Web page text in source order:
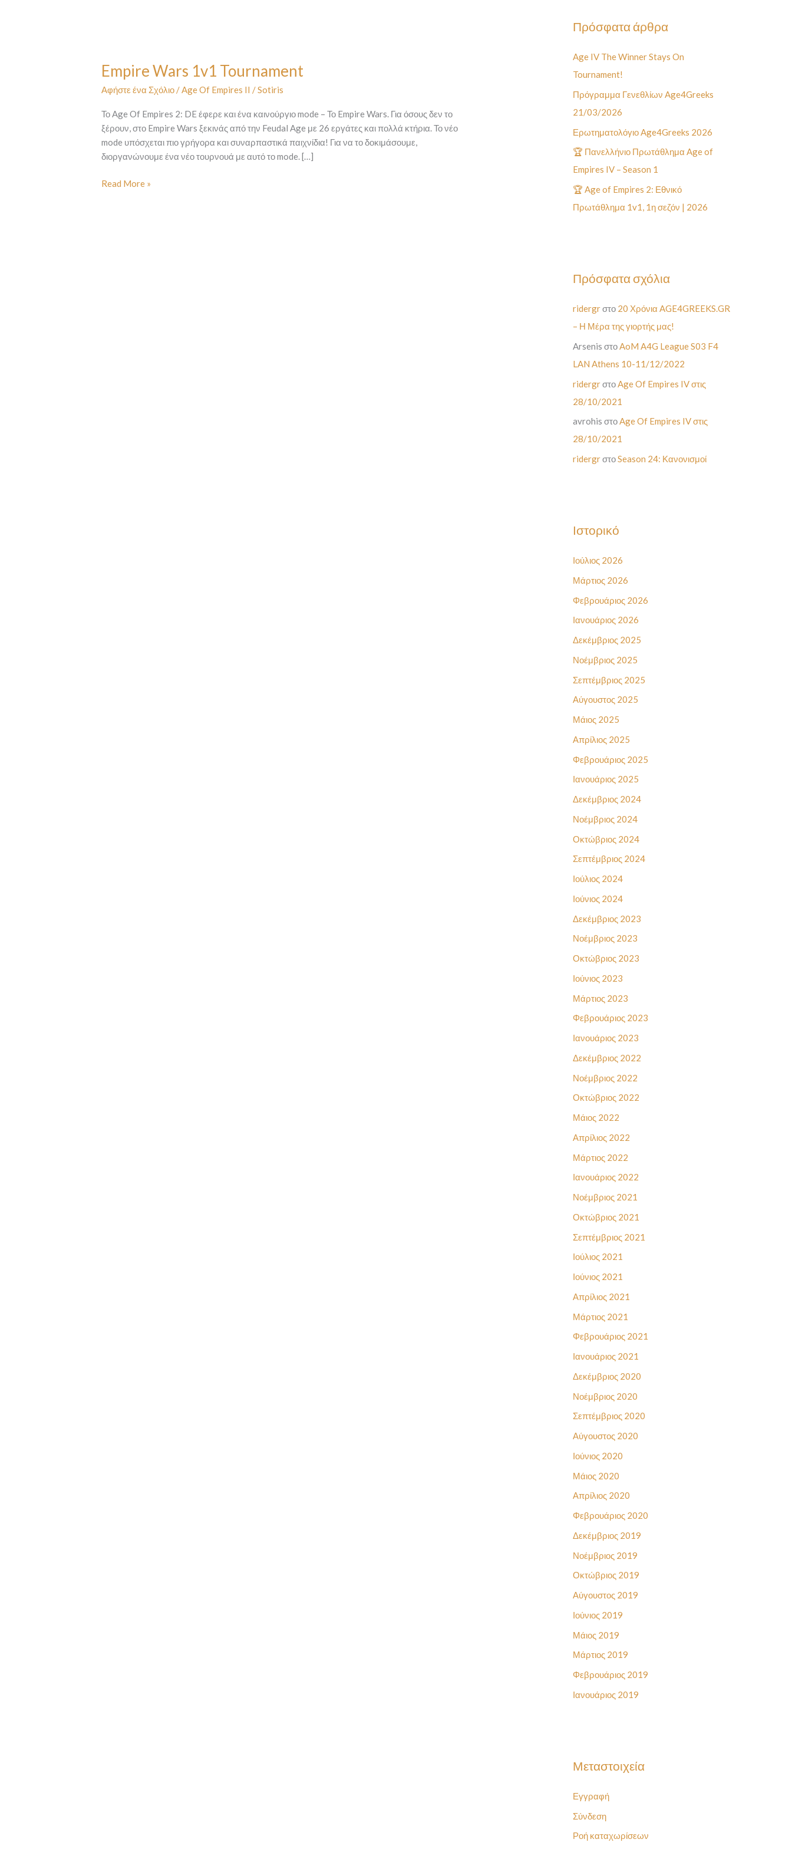
Empire Wars 1v1 Tournament
Αφήστε ένα Σχόλιο /Age Of Empires II /Sotiris
Το Age Of Empires 2: DE έφερε και ένα καινούργιο mode – Το Empire Wars. Για όσους δεν το
ξέρουν, στο Empire Wars ξεκινάς από την Feudal Age με 26 εργάτες και πολλά κτήρια. Το νέο
mode υπόσχεται πιο γρήγορα και συναρπαστικά παιχνίδια! Για να το δοκιμάσουμε,
διοργανώνουμε ένα νέο τουρνουά με αυτό το mode. […]
1v1
Tournament
Read More »
ή
η
σ
η
γ
ι
α
:
Πρόσφατα άρθρα
Age IV The Winner Stays On
Tournament!
Πρόγραμμα Γενεθλίων Age4Greeks
21/03/2026
Ερωτηματολόγιο Age4Greeks 2026
🏆 Πανελλήνιο Πρωτάθλημα Age of
Empires IV – Season 1
🏆 Age of Empires 2: Εθνικό
Πρωτάθλημα 1v1, 1η σεζόν | 2026
Πρόσφατα σχόλια
ridergrστο 20 Χρόνια AGE4GREEKS.GR
– Η Μέρα της γιορτής μας!
Arsenis στοAoM A4G League S03 F4
LAN Athens 10-11/12/2022
ridergrστο Age Of Empires IV στις
28/10/2021
avrohis στοAge Of Empires IV στις
28/10/2021
ridergrστοSeason 24: Κανονισμοί
Ιστορικό
Ιούλιος 2026
Μάρτιος 2026
Φεβρουάριος 2026
Ιανουάριος 2026
Δεκέμβριος 2025
Νοέμβριος 2025
Σεπτέμβριος 2025
Αύγουστος 2025
Μάιος 2025
Απρίλιος 2025
Φεβρουάριος 2025
Ιανουάριος 2025
Δεκέμβριος 2024
Νοέμβριος 2024
Οκτώβριος 2024
Σεπτέμβριος 2024
Ιούλιος 2024
Ιούνιος 2024
Δεκέμβριος 2023
Νοέμβριος 2023
Οκτώβριος 2023
Ιούνιος 2023
Μάρτιος 2023
Φεβρουάριος 2023
Ιανουάριος 2023
Δεκέμβριος 2022
Νοέμβριος 2022
Οκτώβριος 2022
Μάιος 2022
Απρίλιος 2022
Μάρτιος 2022
Ιανουάριος 2022
Νοέμβριος 2021
Οκτώβριος 2021
Σεπτέμβριος 2021
Ιούλιος 2021
Ιούνιος 2021
Απρίλιος 2021
Μάρτιος 2021
Φεβρουάριος 2021
Ιανουάριος 2021
Δεκέμβριος 2020
Νοέμβριος 2020
Σεπτέμβριος 2020
Αύγουστος 2020
Ιούνιος 2020
Μάιος 2020
Απρίλιος 2020
Φεβρουάριος 2020
Δεκέμβριος 2019
Νοέμβριος 2019
Οκτώβριος 2019
Αύγουστος 2019
Ιούνιος 2019
Μάιος 2019
Μάρτιος 2019
Φεβρουάριος 2019
Ιανουάριος 2019
Μεταστοιχεία
Εγγραφή
Σύνδεση
Ροή καταχωρίσεων